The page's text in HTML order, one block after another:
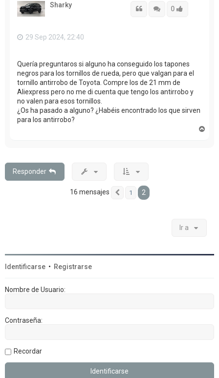
Sharky Citar 0
Citar
29 Sep 2024, 22:40
Quería preguntaros si alguno ha conseguido los tapones
negros para los tornillos de rueda, pero que valgan para el
tornillo antirrobo de Toyota. Compre los de 21 mm de
Aliexpress pero no me di cuenta que tengo los antirrobo y
no valen para esos tornillos.
¿Os ha pasado a alguno? ¿Habéis encontrado los que sirven
para los antirrobo?
Responder
16 mensajes Anterior
1 2
Ir a
Identificarse • Registrarse
Nombre de Usuario:
Contraseña:
Recordar